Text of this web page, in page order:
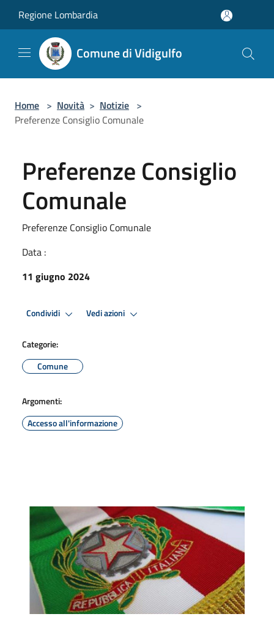
Regione Lombardia
Comune di Vidigulfo
Home > Novità > Notizie >
Preferenze Consiglio Comunale
Preferenze Consiglio
Comunale
Preferenze Consiglio Comunale
Data :
11 giugno 2024
Condividi Vedi azioni
Categorie:
Comune
Argomenti:
Accesso all'informazione